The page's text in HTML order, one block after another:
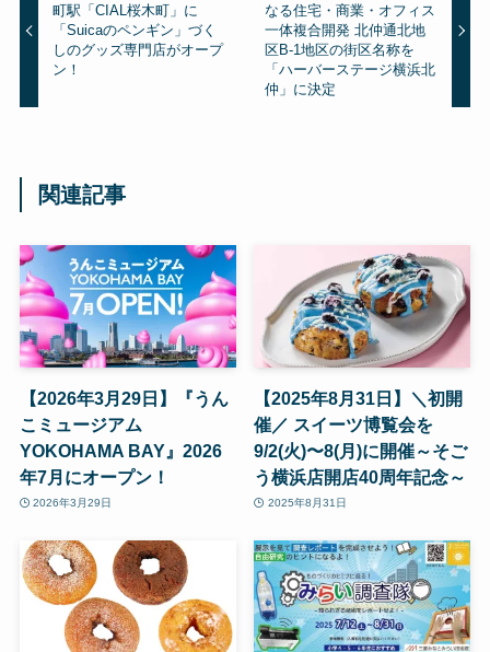
町駅「CIAL桜木町」に
「Suicaのペンギン」づく
しのグッズ専門店がオープ
ン！
なる住宅・商業・オフィス
一体複合開発 北仲通北地
区B-1地区の街区名称を
「ハーバーステージ横浜北
仲」に決定
関連記事
【2026年3月29日】『うん
こミュージアム
YOKOHAMA BAY』2026
年7月にオープン！
2026年3月29日
【2025年8月31日】＼初開
催／ スイーツ博覧会を
9/2(火)〜8(月)に開催～そご
う横浜店開店40周年記念～
2025年8月31日